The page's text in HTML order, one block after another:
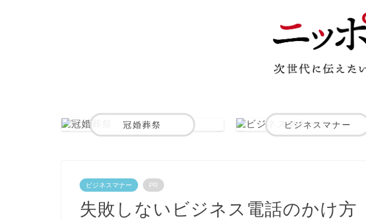
冠婚葬祭 ビジネスマナー
ビジネスマナー PR
失敗しないビジネス電話のかけ方